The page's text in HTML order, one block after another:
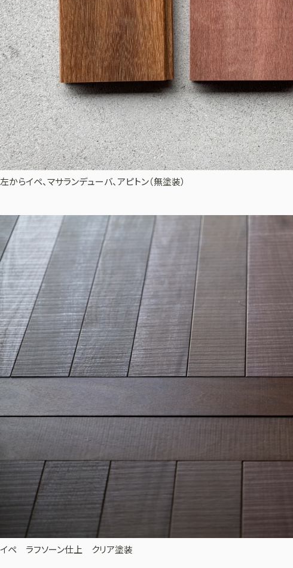
左からイペ、マサランデューバ、アピトン（無塗装）
イペ ラフソーン仕上 クリア塗装